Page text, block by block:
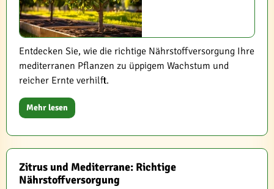
Entdecken Sie, wie die richtige Nährstoffversorgung Ihre
mediterranen Pflanzen zu üppigem Wachstum und
reicher Ernte verhilft.
Mehr lesen
Zitrus und Mediterrane: Richtige
Nährstoffversorgung